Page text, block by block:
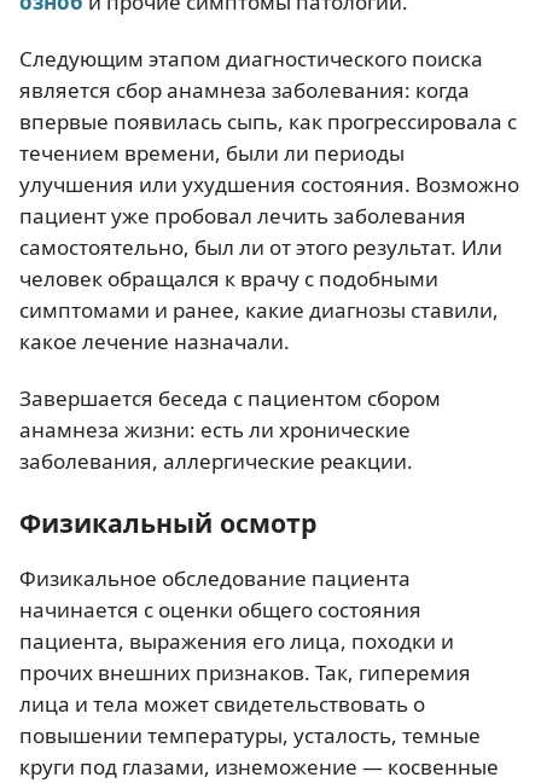
Следующим этапом диагностического поиска
является сбор анамнеза заболевания: когда
впервые появилась сыпь, как прогрессировала с
течением времени, были ли периоды
улучшения или ухудшения состояния. Возможно
пациент уже пробовал лечить заболевания
самостоятельно, был ли от этого результат. Или
человек обращался к врачу с подобными
симптомами и ранее, какие диагнозы ставили,
какое лечение назначали.
Завершается беседа с пациентом сбором
анамнеза жизни: есть ли хронические
заболевания, аллергические реакции.
Физикальный осмотр
Физикальное обследование пациента
начинается с оценки общего состояния
пациента, выражения его лица, походки и
прочих внешних признаков. Так, гиперемия
лица и тела может свидетельствовать о
повышении температуры, усталость, темные
круги под глазами, изнеможение — косвенные